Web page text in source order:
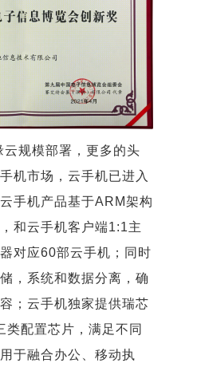
云规模部署，更多的头
机市场，云手机已进入
手机产品基于ARM架构
和云手机客户端1:1主
对应60部云手机；同时
，系统和数据分离，确
；云手机独家提供瑞芯
配置芯片，满足不同
于融合办公、移动执